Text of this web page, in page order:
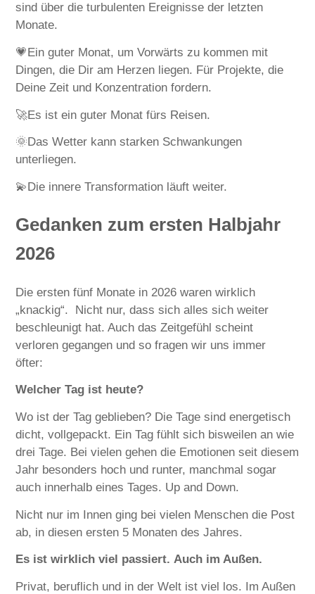
sind über die turbulenten Ereignisse der letzten
Monate.
💗Ein guter Monat, um Vorwärts zu kommen mit
Dingen, die Dir am Herzen liegen. Für Projekte, die
Deine Zeit und Konzentration fordern.
🚀Es ist ein guter Monat fürs Reisen.
🌞Das Wetter kann starken Schwankungen
unterliegen.
💫Die innere Transformation läuft weiter.
Gedanken zum ersten Halbjahr
2026
Die ersten fünf Monate in 2026 waren wirklich
„knackig“. Nicht nur, dass sich alles sich weiter
beschleunigt hat. Auch das Zeitgefühl scheint
verloren gegangen und so fragen wir uns immer
öfter:
Welcher Tag ist heute?
Wo ist der Tag geblieben? Die Tage sind energetisch
dicht, vollgepackt. Ein Tag fühlt sich bisweilen an wie
drei Tage. Bei vielen gehen die Emotionen seit diesem
Jahr besonders hoch und runter, manchmal sogar
auch innerhalb eines Tages. Up and Down.
Nicht nur im Innen ging bei vielen Menschen die Post
ab, in diesen ersten 5 Monaten des Jahres.
Es ist wirklich viel passiert. Auch im Außen.
Privat, beruflich und in der Welt ist viel los. Im Außen